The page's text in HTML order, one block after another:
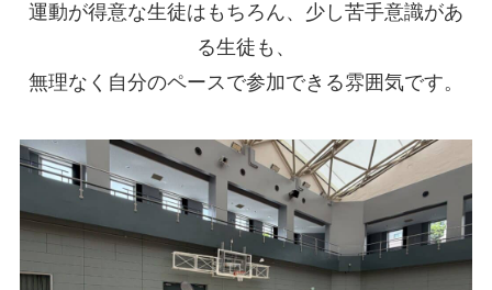
運動が得意な生徒はもちろん、少し苦手意識があ
る生徒も、
無理なく自分のペースで参加できる雰囲気です。